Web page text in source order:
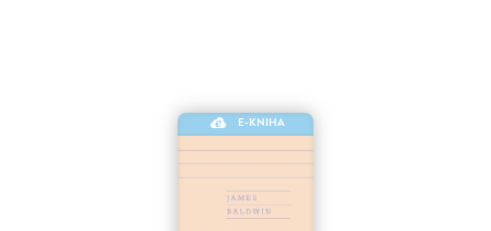
E-KNIHA